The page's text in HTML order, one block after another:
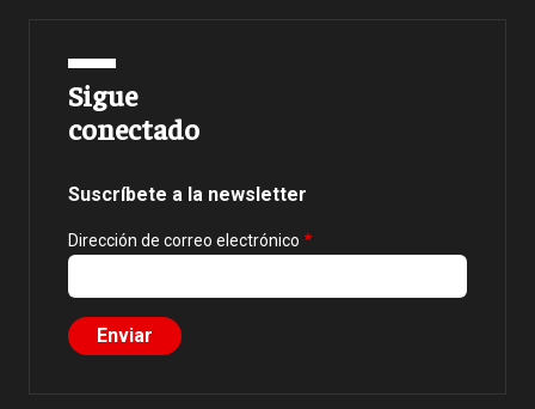
Sigue
conectado
Suscríbete a la newsletter
Dirección de correo electrónico